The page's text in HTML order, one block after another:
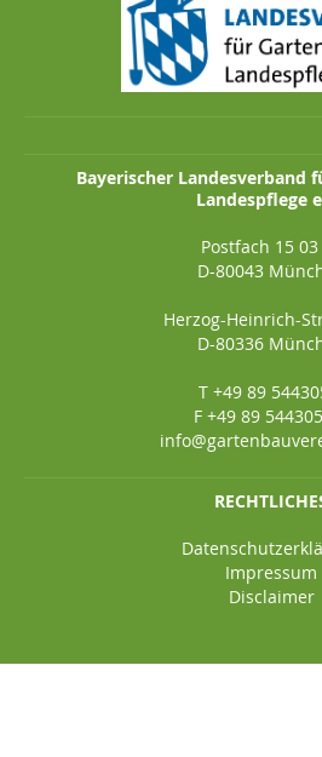
Bayerischer Landesverband
Landespflege
Postfach 15 03
D-80043
Herzog-Heinrich-
D-80336
T +49 89
F +49 89
Impressum
Disclaimer